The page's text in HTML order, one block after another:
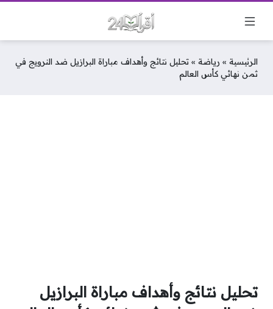
الرئيسية » رياضة » تحليل نتائج وأهداف مباراة البرازيل ضد النرويج في
ثمن نهائي كأس العالم
تحليل نتائج وأهداف مباراة البرازيل